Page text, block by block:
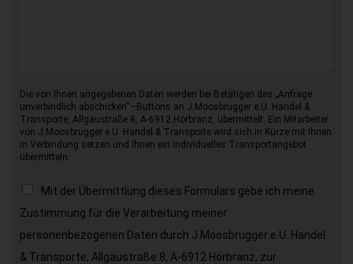
Die von Ihnen angegebenen Daten werden bei Betätigen des „Anfrage
unverbindlich abschicken“–Buttons an J.Moosbrugger e.U. Handel &
Transporte, Allgäustraße 8, A-6912 Hörbranz, übermittelt. Ein Mitarbeiter
von J.Moosbrugger e.U. Handel & Transporte wird sich in Kürze mit Ihnen
in Verbindung setzen und Ihnen ein individuelles Transportangebot
übermitteln.
Mit der Übermittlung dieses Formulars gebe ich meine
Zustimmung für die Verarbeitung meiner
personenbezogenen Daten durch J.Moosbrugger e.U. Handel
& Transporte, Allgäustraße 8, A-6912 Hörbranz, zur